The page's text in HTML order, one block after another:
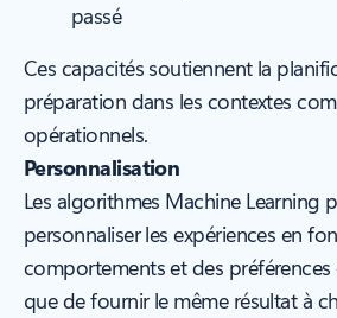
passé
Ces capacités soutiennent la
préparation dans les contextes
opérationnels.
Personnalisation
Les algorithmes Machine Learning
personnaliser les expériences en
comportements et des
que de fournir le même résultat à